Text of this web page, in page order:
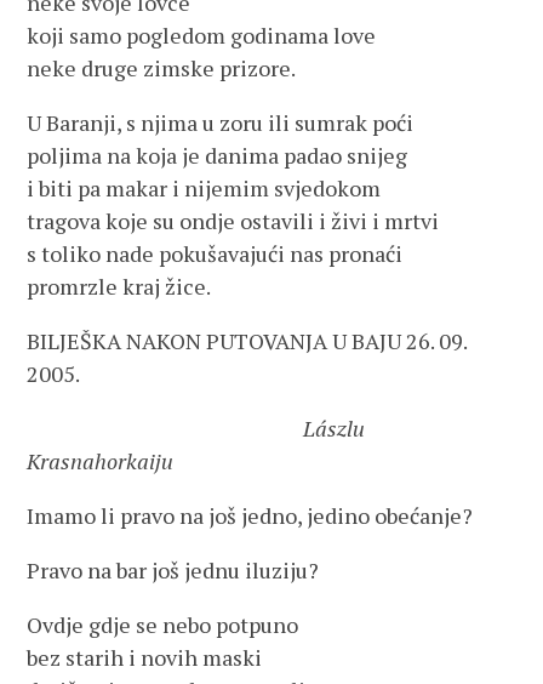
koji samo pogledom godinama love
neke druge zimske prizore.
U Baranji, s njima u zoru ili sumrak poći
poljima na koja je danima padao snijeg
i biti pa makar i nijemim svjedokom
tragova koje su ondje ostavili i živi i mrtvi
s toliko nade pokušavajući nas pronaći
promrzle kraj žice.
BILJEŠKA NAKON PUTOVANJA U BAJU 26. 09.
2005.
Lászlu
Krasnahorkaiju
Imamo li pravo na još jedno, jedino obećanje?
Pravo na bar još jednu iluziju?
Ovdje gdje se nebo potpuno
bez starih i novih maski